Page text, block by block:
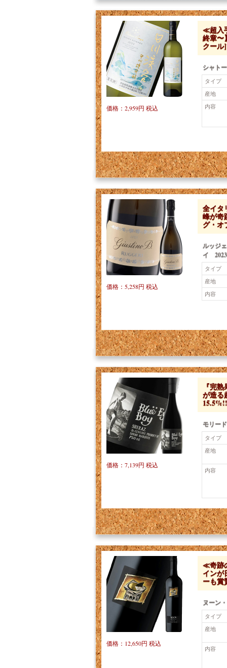
≪超入
終章〜
クー
シャト
タイプ
産地
内容
価格：2,959円 税込
全イタ
峰が奇
グ・
ルッジ
イ 2023
タイプ
産地
内容
価格：5,258円 税込
『完
が造る
モリー
タイプ
産地
内容
価格：7,139円 税込
≪奇跡
インが
ーも
ヌーン
タイプ
産地
内容
価格：12,650円 税込